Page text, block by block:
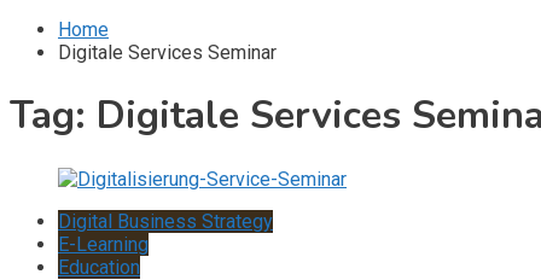
Home
Digitale Services Seminar
Tag: Digitale Services
Digital Business Strategy
E-Learning
Education